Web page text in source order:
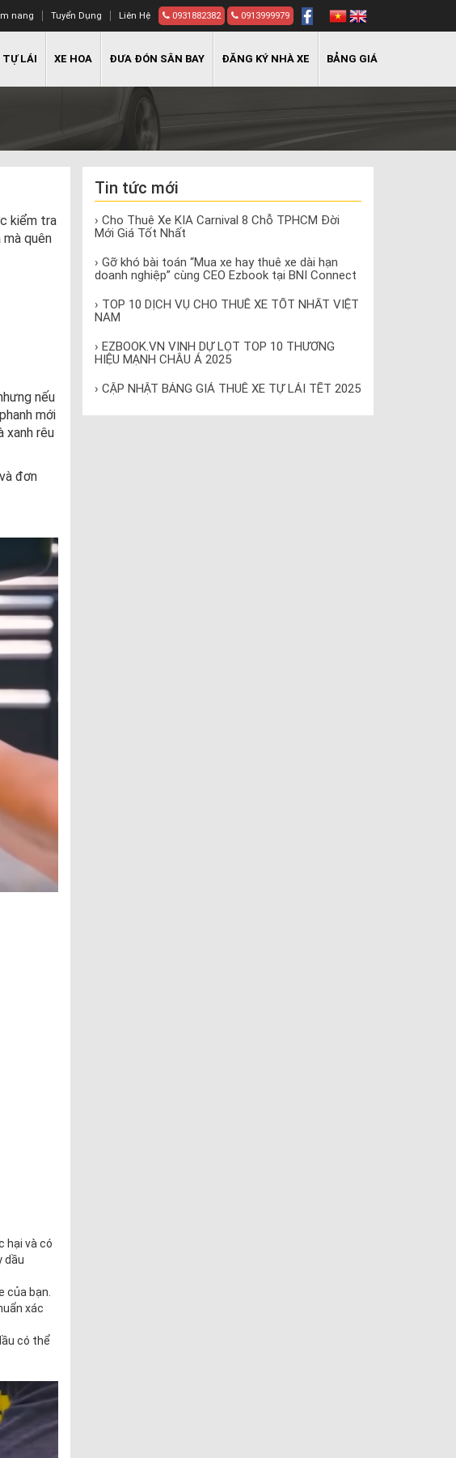
nang Tuyển Dụng Liên Hệ 0931882382 0913999979
TỰ LÁI XE HOA ĐƯA ĐÓN SÂN BAY ĐĂNG KÝ NHÀ XE BẢNG GIÁ
kiểm tra
quên
nếu
mới
xanh rêu
đơn
hại và có
dầu
của bạn.
xác
có thể
Tin tức mới
› Cho Thuê Xe KIA Carnival 8 Chỗ TPHCM Đời
Mới Giá Tốt Nhất
› Gỡ khó bài toán “Mua xe hay thuê xe dài hạn
doanh nghiệp” cùng CEO Ezbook tại BNI Connect
› TOP 10 DỊCH VỤ CHO THUÊ XE TỐT NHẤT VIỆT
NAM
› EZBOOK.VN VINH DỰ LỌT TOP 10 THƯƠNG
HIỆU MẠNH CHÂU Á 2025
› CẬP NHẬT BẢNG GIÁ THUÊ XE TỰ LÁI TẾT 2025